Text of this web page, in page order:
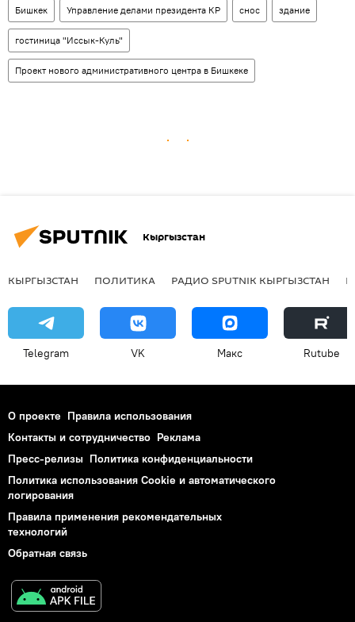
Бишкек Управление делами президента КР снос здание
гостиница "Иссык-Куль"
Проект нового административного центра в Бишкеке
Кыргызстан
КЫРГЫЗСТАН ПОЛИТИКА РАДИО SPUTNIK КЫРГЫЗСТАН
Telegram VK Макс Rutube
О проекте Правила использования
Контакты и сотрудничество Реклама
Пресс-релизы Политика конфиденциальности
Политика использования Cookie и автоматического
логирования
Правила применения рекомендательных
технологий
Обратная связь